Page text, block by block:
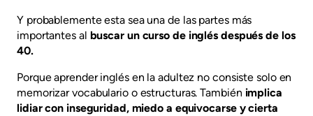
Y probablemente esta sea una de las partes más
importantes al buscar un curso de inglés después de los
40.
Porque aprender inglés en la adultez no consiste solo en
memorizar vocabulario o estructuras. También implica
lidiar con inseguridad, miedo a equivocarse y cierta